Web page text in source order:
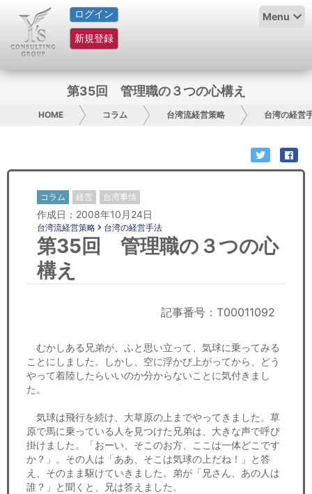
ログイン
新規登録
Menu
HOME
サービス紹介
グループ概要
日本人にPR
コンサルティング
リサーチ
経済ニュース
労務顧問
ＩＴ
飲食店情報
第35回 管理職の３つの心構え
HOME コラム 台湾流経営策略 台湾の経営
コラム 経営 台湾事情
作成日：2008年10月24日
台湾流経営策略 台湾の経営手法
第35回 管理職の３つの心
構え
記事番号：T00011092
むかしある兄弟が、ふと思い立って、気球に乗ってみる
ことにしました。しかし、空に浮かび上がってから、どう
やって着陸したらいいのか分からないことに気付きまし
た。
気球は飛行を続け、大草原の上までやってきました。草
原で馬に乗っている人を見つけた兄弟は、大きな声で呼び
掛けました。「おーい、そこのお方、ここは一体どこです
か？」。その人は「ああ、そこは気球の上だね！」と答
え、そのまま駆けていきました。弟が「兄さん、あの人は
誰？」と聞くと、兄は答えました。